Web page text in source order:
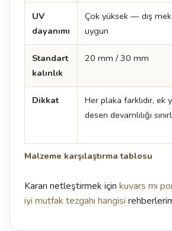
Malzeme karşılaştırma tablosu
UV
dayanımı
Çok yüksek — dış
uygun
Standart
kalınlık
20 mm / 30 mm
Dikkat
Her plaka farklıdır, ek
desen devamlılığı
Kararı netleştirmek için kuvars mı
iyi mutfak tezgahı hangisi